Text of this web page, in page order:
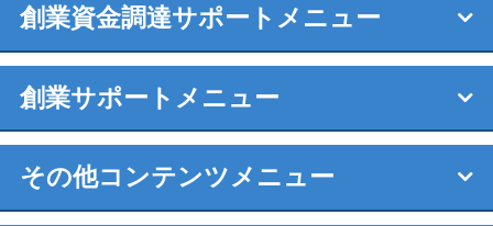
創業資金調達サポートメニュー
創業サポートメニュー
その他コンテンツメニュー